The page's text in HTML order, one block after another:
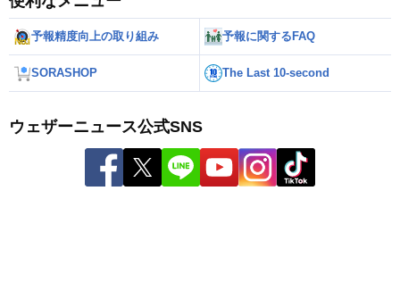
予報精度向上の取り組み 予報に関するFAQ
SORASHOP The Last 10-second
ウェザーニュース公式SNS